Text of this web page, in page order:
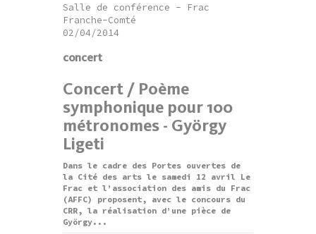
Salle de conférence - Frac
Franche-Comté
02/04/2014
concert
Concert / Poème
symphonique pour 100
métronomes - György
Ligeti
Dans le cadre des Portes ouvertes de
la Cité des arts le samedi 12 avril Le
Frac et l’association des amis du Frac
(AFFC) proposent, avec le concours du
CRR, la réalisation d’une pièce de
György...